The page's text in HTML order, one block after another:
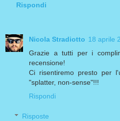
Rispondi
Nicola Stradiotto 18 aprile
Grazie a tutti per i
recensione!
Ci risentiremo presto per
"splatter, non-sense"!!!
Rispondi
Risposte